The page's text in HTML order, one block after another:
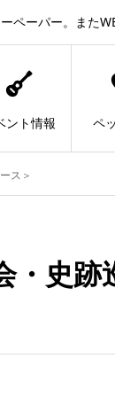
ーパー。また
ント情報 ペ
ス＞
・史跡